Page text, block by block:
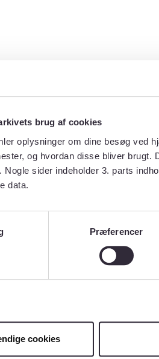
brug af cookies
oplysninger om dine besøg ved
og hvordan disse bliver
Nogle sider indeholder 3. parts
data.
Præferencer
cookies